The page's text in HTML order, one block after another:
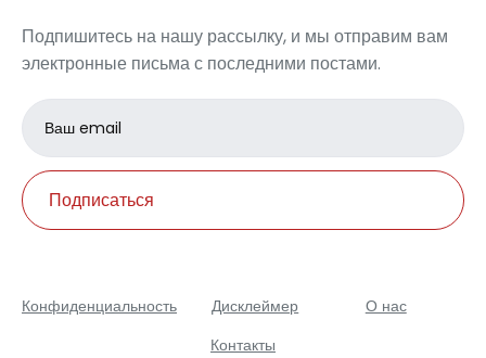
Подпишитесь на нашу рассылку, и мы отправим вам
электронные письма с последними постами.
Email
address
Подписаться
Конфиденциальность Дисклеймер
О нас
Контакты